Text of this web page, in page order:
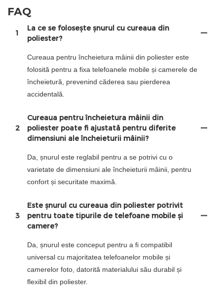
FAQ
1
La ce se folosește șnurul cu cureaua din
poliester?
Cureaua pentru încheietura mâinii din poliester este
folosită pentru a fixa telefoanele mobile și camerele de
încheietură, prevenind căderea sau pierderea
accidentală.
2
Cureaua pentru încheietura mâinii din
poliester poate fi ajustată pentru diferite
dimensiuni ale încheieturii mâinii?
Da, șnurul este reglabil pentru a se potrivi cu o
varietate de dimensiuni ale încheieturii mâinii, pentru
confort și securitate maximă.
3
Este șnurul cu cureaua din poliester potrivit
pentru toate tipurile de telefoane mobile și
camere?
Da, șnurul este conceput pentru a fi compatibil
universal cu majoritatea telefoanelor mobile și
camerelor foto, datorită materialului său durabil și
flexibil din poliester.